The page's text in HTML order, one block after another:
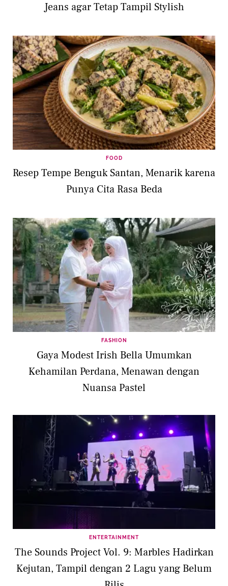
Jeans agar Tetap Tampil Stylish
FOOD
Resep Tempe Benguk Santan, Menarik karena
Punya Cita Rasa Beda
FASHION
Gaya Modest Irish Bella Umumkan
Kehamilan Perdana, Menawan dengan
Nuansa Pastel
ENTERTAINMENT
The Sounds Project Vol. 9: Marbles Hadirkan
Kejutan, Tampil dengan 2 Lagu yang Belum